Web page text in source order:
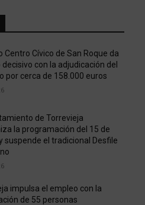
Centro Cívico de San Roque da
decisivo con la adjudicación del
por cerca de 158.000 euros
de Torrevieja
la programación del 15 de
suspende el tradicional Desfile
impulsa el empleo con la
de 55 personas